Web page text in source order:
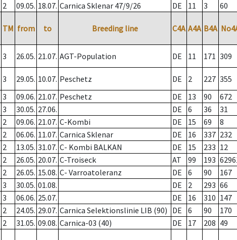
2 09.05. 18.07. Carnica Sklenar 47/9/26 DE 11 3 60
TM from to Breeding line C4A A4A B4A
3 26.05. 21.07. AGT-Population DE 11 171 309
3 29.05. 10.07. Peschetz DE 2 227 355
3 09.06. 21.07. Peschetz DE 13 90 672
3 30.05. 27.06. DE 6 36 31
2 09.06. 21.07. C-Kombi DE 15 69 8
2 06.06. 11.07. Carnica Sklenar DE 16 337 232
2 13.05. 31.07. C- Kombi BALKAN DE 15 233 12
2 26.05. 20.07. C-Troiseck AT 99 193
2 26.05. 15.08. C- Varroatoleranz DE 6 90 167
3 30.05. 01.08. DE 2 293 66
3 06.06. 25.07. DE 16 310 147
2 24.05. 29.07. Carnica Selektionslinie LIB (90) DE 6 90 170
2 31.05. 09.08. Carnica-03 (40) DE 17 208 49